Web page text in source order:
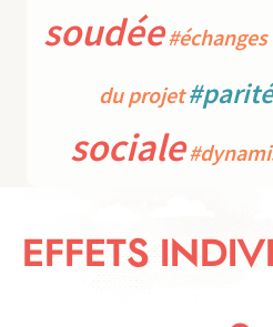
soudée
du projet #parité
sociale
EFFETS